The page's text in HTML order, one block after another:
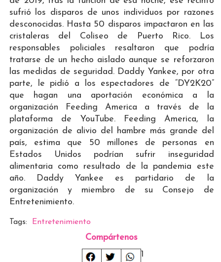
sufrió los disparos de unos individuos por razones
desconocidas. Hasta 50 disparos impactaron en las
cristaleras del Coliseo de Puerto Rico. Los
responsables policiales resaltaron que podría
tratarse de un hecho aislado aunque se reforzaron
las medidas de seguridad. Daddy Yankee, por otra
parte, le pidió a los espectadores de “DY2K20”
que hagan una aportación económica a la
organización Feeding America a través de la
plataforma de YouTube. Feeding America, la
organización de alivio del hambre más grande del
país, estima que 50 millones de personas en
Estados Unidos podrían sufrir inseguridad
alimentaria como resultado de la pandemia este
año. Daddy Yankee es partidario de la
organización y miembro de su Consejo de
Entretenimiento.
Tags: Entretenimiento
Compártenos
1